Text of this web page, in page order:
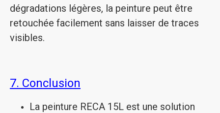
dégradations légères, la peinture peut être
retouchée facilement sans laisser de traces
visibles.
7. Conclusion
La peinture RECA 15L est une solution